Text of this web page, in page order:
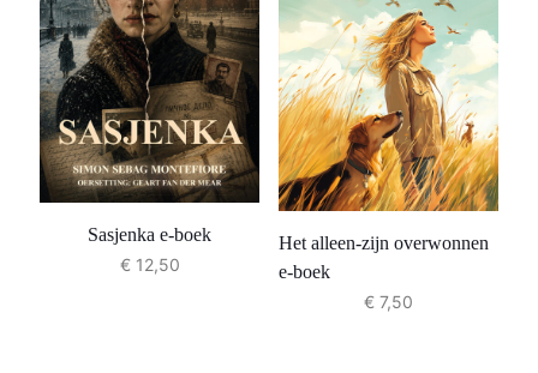
Sasjenka e-boek
€12,50
Het alleen-zijn overwonnen
e-boek
€7,50